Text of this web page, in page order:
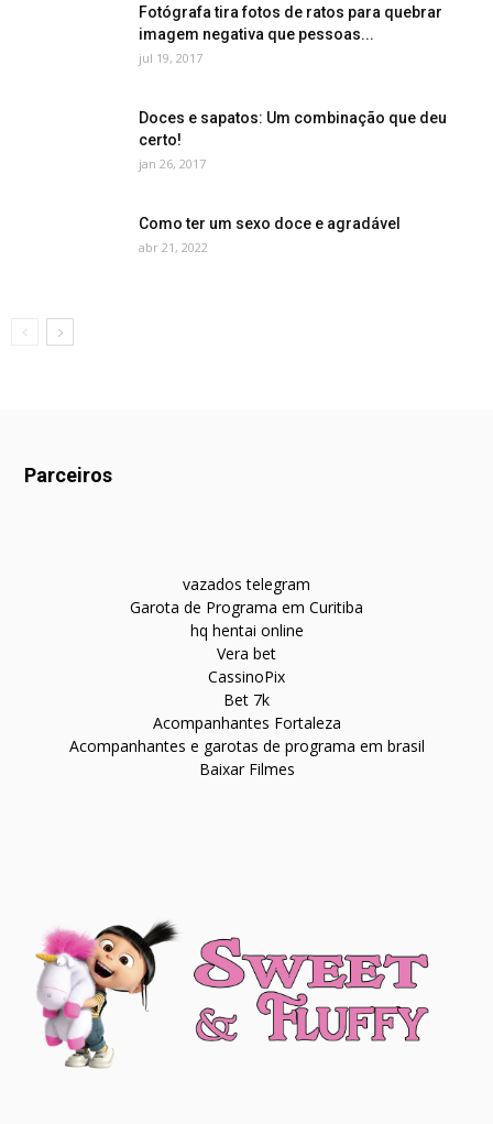
Fotógrafa tira fotos de ratos para quebrar
imagem negativa que pessoas...
jul 19, 2017
Doces e sapatos: Um combinação que deu
certo!
jan 26, 2017
Como ter um sexo doce e agradável
abr 21, 2022
Parceiros
vazados telegram
Garota de Programa em Curitiba
hq hentai online
Vera bet
CassinoPix
Bet 7k
Acompanhantes Fortaleza
Acompanhantes e garotas de programa em brasil
Baixar Filmes